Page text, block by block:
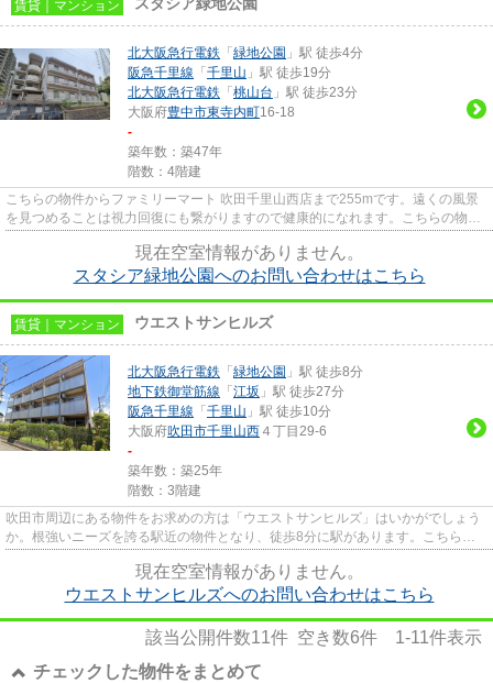
賃貸｜マンション
北大阪急行電鉄 「 緑地公園 」駅 徒歩4分
阪急千里線 「 千里山 」駅 徒歩19分
北大阪急行電鉄 「 桃山台 」駅 徒歩23分
大阪府豊中市東寺内町16-18
-
築年数：築47年
階数：4階建
こちらの物件からファミリーマート 吹田千里山西店まで255mです。遠くの風景
を見つめることは視力回復にも繋がりますので健康的になれます。こちらの物件
現在空室情報がありません。
スタシア緑地公園へのお問い合わせはこちら
賃貸｜マンション ウエストサンヒルズ
北大阪急行電鉄 「 緑地公園 」駅 徒歩8分
地下鉄御堂筋線 「 江坂 」駅 徒歩27分
阪急千里線 「 千里山 」駅 徒歩10分
大阪府吹田市千里山西 ４丁目29-6
-
築年数：築25年
階数：3階建
吹田市周辺にある物件をお求めの方は「ウエストサンヒルズ」はいかがでしょう
か。根強いニーズを誇る駅近の物件となり、徒歩8分に駅があります。こちらの
現在空室情報がありません。
ウエストサンヒルズへのお問い合わせはこちら
該当公開件数11件 空き数6件 1-11件表示
チェックした物件をまとめて